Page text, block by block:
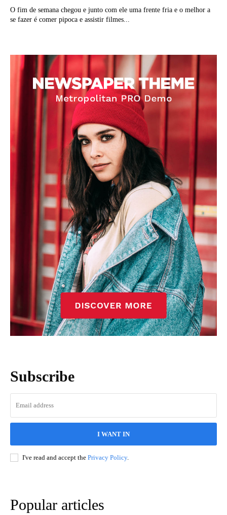
O fim de semana chegou e junto com ele uma frente fria e o melhor a
se fazer é comer pipoca e assistir filmes...
Subscribe
I WANT IN
I've read and accept the Privacy Policy.
Popular articles